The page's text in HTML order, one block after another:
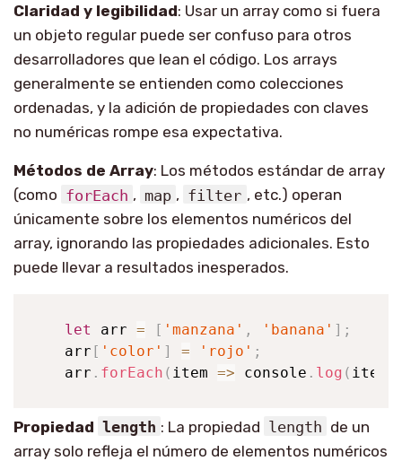
Claridad y legibilidad: Usar un array como si fuera
un objeto regular puede ser confuso para otros
desarrolladores que lean el código. Los arrays
generalmente se entienden como colecciones
ordenadas, y la adición de propiedades con claves
no numéricas rompe esa expectativa.
Métodos de Array: Los métodos estándar de array
(como forEach , map , filter , etc.) operan
únicamente sobre los elementos numéricos del
array, ignorando las propiedades adicionales. Esto
puede llevar a resultados inesperados.
let arr = [ 'manzana' , 'banana' ] ;
   arr
[ 'color' ] = 'rojo' ;
   arr
. forEach ( item => console . log ( item
Propiedad length : La propiedad length de un
array solo refleja el número de elementos numéricos